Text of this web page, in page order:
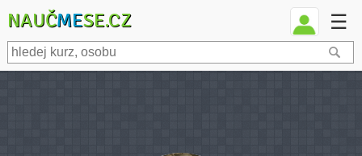
NAUČMESE.CZ ☰